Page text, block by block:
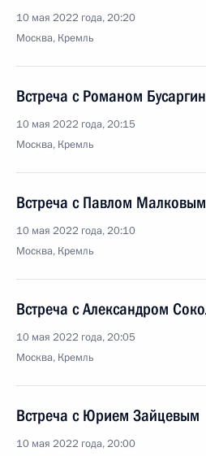
10 мая 2022 года, 20:20
Москва, Кремль
Встреча с Романом
10 мая 2022 года, 20:15
Москва, Кремль
Встреча с Павлом Малковым
10 мая 2022 года, 20:10
Москва, Кремль
Встреча с Александром
10 мая 2022 года, 20:05
Москва, Кремль
Встреча с Юрием Зайцевым
10 мая 2022 года, 20:00